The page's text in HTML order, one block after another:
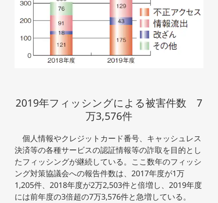
2019年フィッシングによる被害件数 7
万3,576件
個人情報やクレジットカード番号、キャッシュレス
決済等の各種サービスの認証情報等の詐取を目的とし
たフィッシングが継続している。ここ数年のフィッシ
ング対策協議会への報告件数は、2017年度が1万
1,205件、2018年度が2万2,503件と倍増し、2019年度
には前年度の3倍超の7万3,576件と急増している。